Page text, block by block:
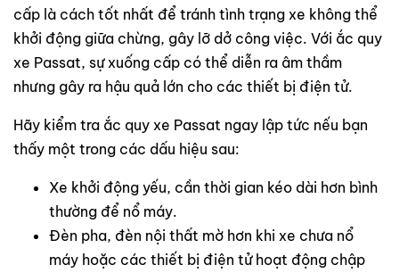
cấp là cách tốt nhất để tránh tình trạng xe không thể
khởi động giữa chừng, gây lỡ dở công việc. Với ắc quy
xe Passat, sự xuống cấp có thể diễn ra âm thầm
nhưng gây ra hậu quả lớn cho các thiết bị điện tử.
Hãy kiểm tra ắc quy xe Passat ngay lập tức nếu bạn
thấy một trong các dấu hiệu sau:
Xe khởi động yếu, cần thời gian kéo dài hơn bình
thường để nổ máy.
Đèn pha, đèn nội thất mờ hơn khi xe chưa nổ
máy hoặc các thiết bị điện tử hoạt động chập